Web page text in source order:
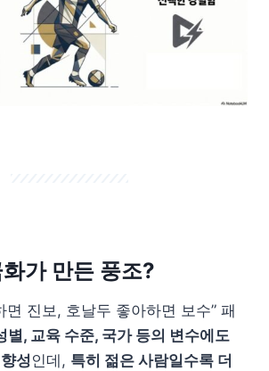
가 만든 풍조?
면 진보, 호날두 좋아하면 보수” 패
별, 교육 수준, 국가 등의 변수에도
성 인데, 특히 젊은 사람일수록 더